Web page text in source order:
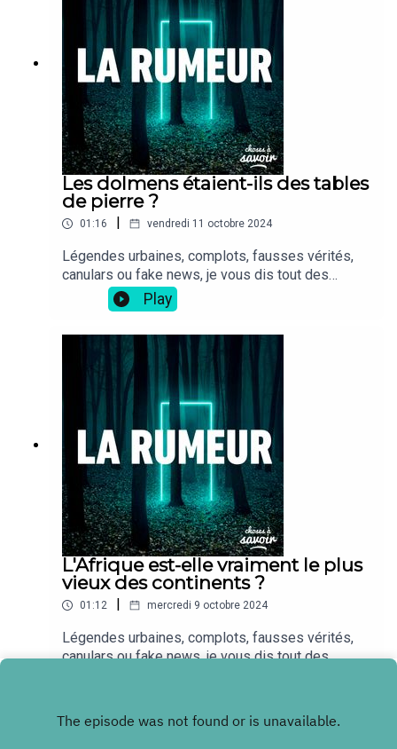
Les dolmens étaient-ils des tables
de pierre ?
01:16 vendredi 11 octobre 2024
Légendes urbaines, complots, fausses vérités,
canulars ou fake news, je vous dis tout des
rumeurs les plus folles.
Play
L'Afrique est-elle vraiment le plus
vieux des continents ?
01:12 mercredi 9 octobre 2024
Légendes urbaines, complots, fausses vérités,
canulars ou fake news, je vous dis tout des